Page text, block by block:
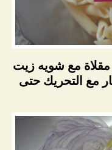
مع شويه زيت
مع التحريك حتى